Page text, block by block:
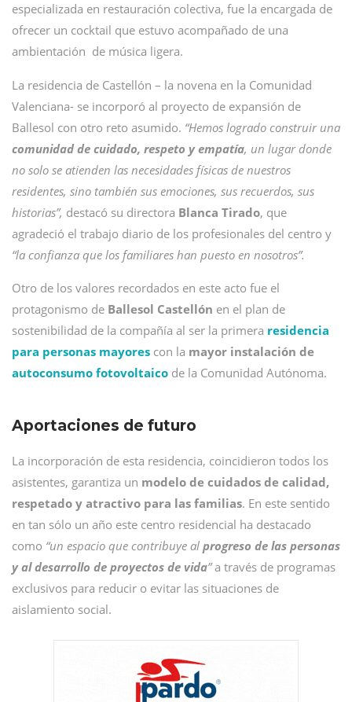
especializada en restauración colectiva, fue la encargada de
ofrecer un cocktail que estuvo acompañado de una
ambientación de música ligera.
La residencia de Castellón – la novena en la Comunidad
Valenciana- se incorporó al proyecto de expansión de
Ballesol con otro reto asumido. “Hemos logrado construir una
comunidad de cuidado, respeto y empatía, un lugar donde
no solo se atienden las necesidades físicas de nuestros
residentes, sino también sus emociones, sus recuerdos, sus
historias”, destacó su directora Blanca Tirado, que
agradeció el trabajo diario de los profesionales del centro y
“la confianza que los familiares han puesto en nosotros”.
Otro de los valores recordados en este acto fue el
protagonismo de Ballesol Castellón en el plan de
sostenibilidad de la compañía al ser la primera residencia
para personas mayores con la mayor instalación de
autoconsumo fotovoltaico de la Comunidad Autónoma.
Aportaciones de futuro
La incorporación de esta residencia, coincidieron todos los
asistentes, garantiza un modelo de cuidados de calidad,
respetado y atractivo para las familias. En este sentido
en tan sólo un año este centro residencial ha destacado
como “un espacio que contribuye al progreso de las personas
y al desarrollo de proyectos de vida”a través de programas
exclusivos para reducir o evitar las situaciones de
aislamiento social.